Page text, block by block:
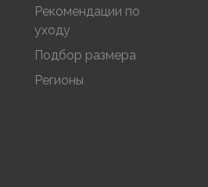
Рекомендации по
уходу
Подбор размера
Регионы